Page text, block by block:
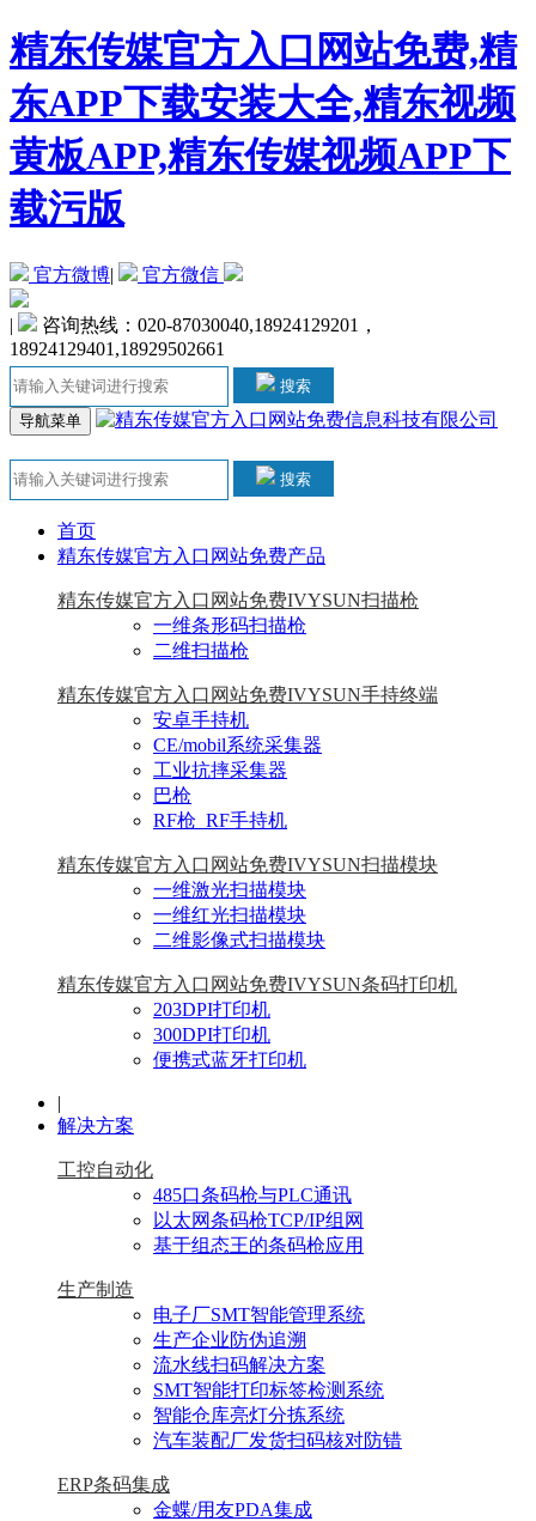
精东传媒官方入口网站免费,精
东APP下载安装大全,精东视频
黄板APP,精东传媒视频APP下
载污版
官方微博| 官方微信
|
咨询热线：020-87030040,18924129201，
18924129401,18929502661
搜索
导航菜单
搜索
首页
精东传媒官方入口网站免费产品
精东传媒官方入口网站免费IVYSUN扫描枪
一维条形码扫描枪
二维扫描枪
精东传媒官方入口网站免费IVYSUN手持终端
安卓手持机
CE/mobil系统采集器
工业抗摔采集器
巴枪
RF枪_RF手持机
精东传媒官方入口网站免费IVYSUN扫描模块
一维激光扫描模块
一维红光扫描模块
二维影像式扫描模块
精东传媒官方入口网站免费IVYSUN条码打印机
203DPI打印机
300DPI打印机
便携式蓝牙打印机
|
解决方案
工控自动化
485口条码枪与PLC通讯
以太网条码枪TCP/IP组网
基于组态王的条码枪应用
生产制造
电子厂SMT智能管理系统
生产企业防伪追溯
流水线扫码解决方案
SMT智能打印标签检测系统
智能仓库亮灯分拣系统
汽车装配厂发货扫码核对防错
ERP条码集成
金蝶/用友PDA集成